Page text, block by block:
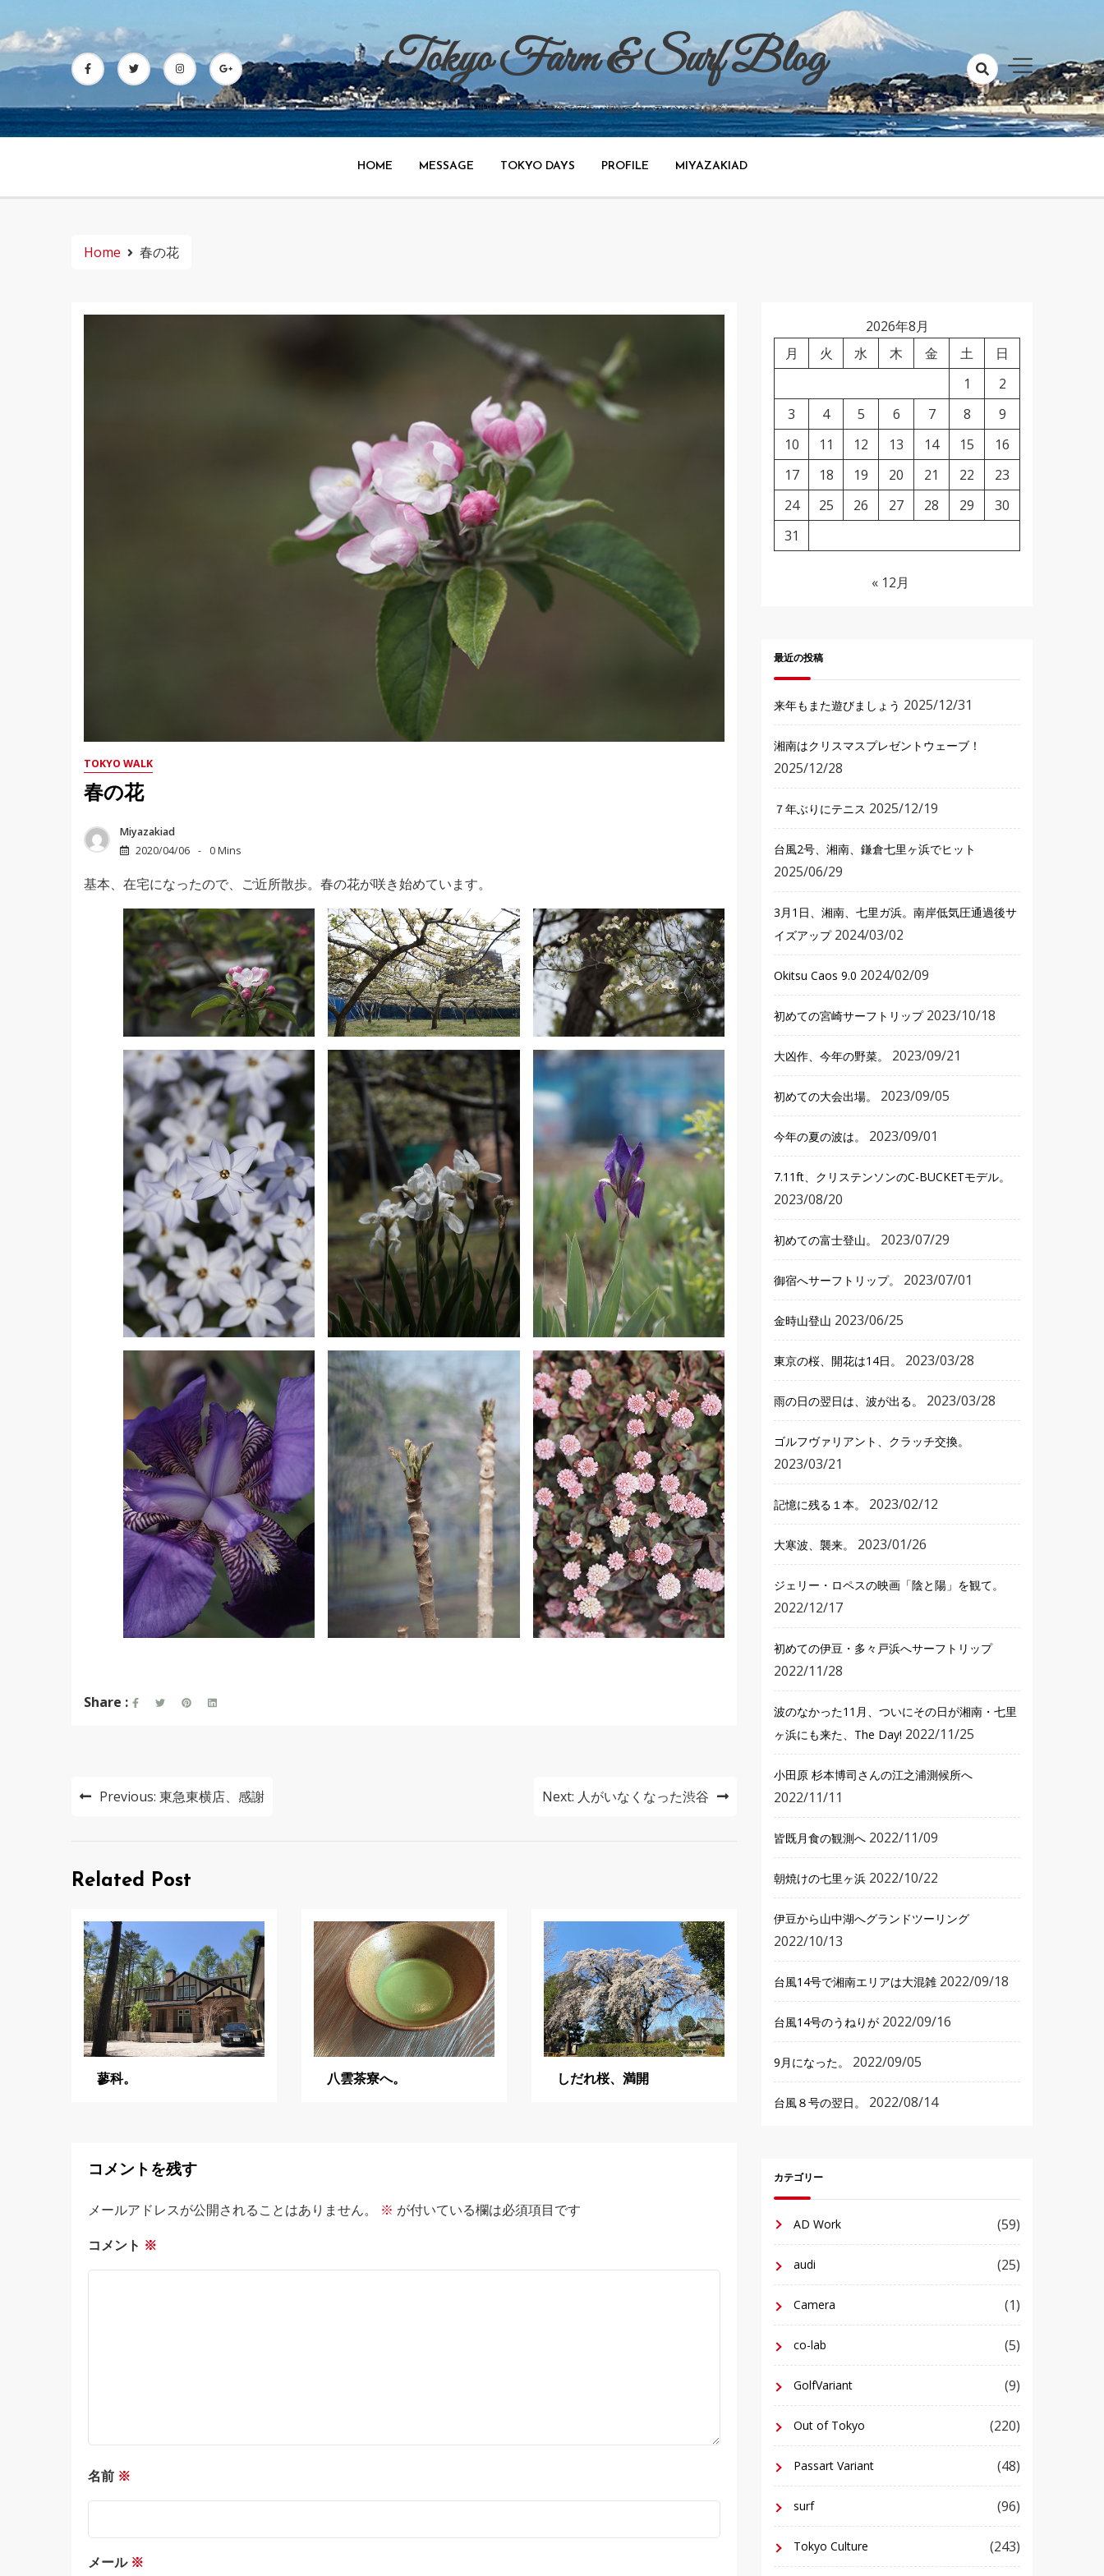
to
content
Tokyo Farm & Surf Blog
世田谷で野菜、渋谷で広告、湘南でサーフィンのブログ。
HOME MESSAGE TOKYO DAYS PROFILE MIYAZAKIAD
Home 春の花
TOKYO WALK
春の花
Miyazakiad
2020/04/06
0 Mins
基本、在宅になったので、ご近所散歩。春の花が咲き始めています。
Share :
投
ビ
ー
シ
ョ
ン
Previous: 東急東横店、感謝 Next: 人がいなくなった渋谷
Related Post
蓼科。 八雲茶寮へ。 しだれ桜、満開
コメントを残す
メールアドレスが公開されることはありません。 ※ が付いている欄は必須項目です
コメント ※
名前 ※
メール ※
2026年8月
月
火 水 木 金 土
日
1
2
3
4 5 6 7 8
9
10
11 12 13 14 15
16
17
18 19 20 21 22
23
24
25 26 27 28 29
30
31
« 12月
最近の投稿
来年もまた遊びましょう 2025/12/31
湘南はクリスマスプレゼントウェーブ！
2025/12/28
７年ぶりにテニス 2025/12/19
台風2号、湘南、鎌倉七里ヶ浜でヒット
2025/06/29
3月1日、湘南、七里ガ浜。南岸低気圧通過後サ
イズアップ 2024/03/02
Okitsu Caos 9.0 2024/02/09
初めての宮崎サーフトリップ 2023/10/18
大凶作、今年の野菜。 2023/09/21
初めての大会出場。 2023/09/05
今年の夏の波は。 2023/09/01
7.11ft、クリステンソンのC-BUCKETモデル。
2023/08/20
初めての富士登山。 2023/07/29
御宿へサーフトリップ。 2023/07/01
金時山登山 2023/06/25
東京の桜、開花は14日。 2023/03/28
雨の日の翌日は、波が出る。 2023/03/28
ゴルフヴァリアント、クラッチ交換。
2023/03/21
記憶に残る１本。 2023/02/12
大寒波、襲来。 2023/01/26
ジェリー・ロペスの映画「陰と陽」を観て。
2022/12/17
初めての伊豆・多々戸浜へサーフトリップ
2022/11/28
波のなかった11月、ついにその日が湘南・七里
ヶ浜にも来た、The Day! 2022/11/25
小田原 杉本博司さんの江之浦測候所へ
2022/11/11
皆既月食の観測へ 2022/11/09
朝焼けの七里ヶ浜 2022/10/22
伊豆から山中湖へグランドツーリング
2022/10/13
台風14号で湘南エリアは大混雑 2022/09/18
台風14号のうねりが 2022/09/16
9月になった。 2022/09/05
台風８号の翌日。 2022/08/14
カテゴリー
AD Work (59)
audi (25)
Camera (1)
co-lab (5)
GolfVariant (9)
Out of Tokyo (220)
Passart Variant (48)
surf (96)
Tokyo Culture (243)